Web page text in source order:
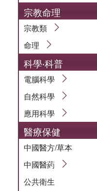
宗教命理
宗教類
命理
科學‧科普
電腦科學
自然科學
應用科學
醫療保健
中國醫方/草本
中國醫葯
公共衛生